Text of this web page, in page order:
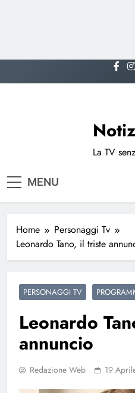
to
La TV
MENU
Home
Personaggi Tv
Leonardo Tano, il triste
PERSONAGGI TV
Leonardo
annuncio
Redazione Web 19